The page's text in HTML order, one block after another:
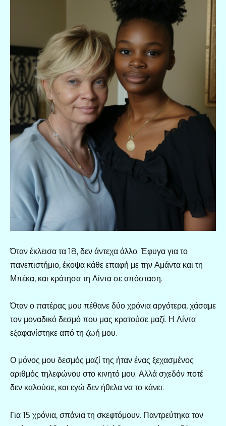
Όταν έκλεισα τα 18, δεν άντεχα άλλο. Έφυγα για το
πανεπιστήμιο, έκοψα κάθε επαφή με την Αμάντα και τη
Μπέκα, και κράτησα τη Λίντα σε απόσταση.
Όταν ο πατέρας μου πέθανε δύο χρόνια αργότερα, χάσαμε
τον μοναδικό δεσμό που μας κρατούσε μαζί. Η Λίντα
εξαφανίστηκε από τη ζωή μου.
Ο μόνος μου δεσμός μαζί της ήταν ένας ξεχασμένος
αριθμός τηλεφώνου στο κινητό μου. Αλλά σχεδόν ποτέ
δεν καλούσε, και εγώ δεν ήθελα να το κάνει.
Για 15 χρόνια, σπάνια τη σκεφτόμουν. Παντρεύτηκα τον